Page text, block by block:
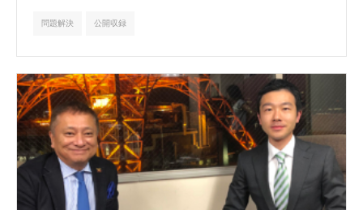
問題解決 公開収録